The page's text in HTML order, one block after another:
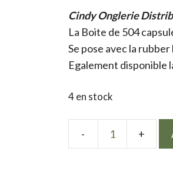
Cindy Onglerie
La Boite de 504
Se pose avec la
Egalement disponible
4 en stock